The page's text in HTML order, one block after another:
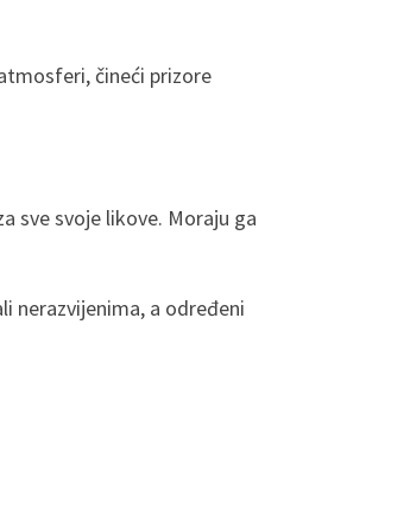
čineći prizore
sve svoje likove. Moraju ga
nerazvijenima, a određeni